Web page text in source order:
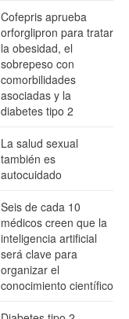
Cofepris aprueba
orforglipron para tratar
la obesidad, el
sobrepeso con
comorbilidades
asociadas y la
diabetes tipo 2
La salud sexual
también es
autocuidado
Seis de cada 10
médicos creen que la
inteligencia artificial
será clave para
organizar el
conocimiento científico